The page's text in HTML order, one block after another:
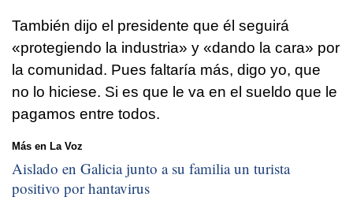
También dijo el presidente que él seguirá
«protegiendo la industria» y «dando la cara» por
la comunidad. Pues faltaría más, digo yo, que
no lo hiciese. Si es que le va en el sueldo que le
pagamos entre todos.
Más en La Voz
Aislado en Galicia junto a su familia un turista
positivo por hantavirus